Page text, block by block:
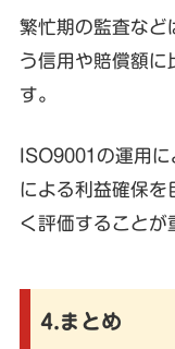
繁忙期の監査など
う信用や賠償額に
す。
ISO9001の運用
による利益確保を
く評価することが
4.まとめ